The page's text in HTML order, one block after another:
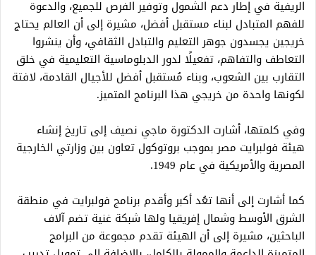
الريفية في إطار دعم الشمول وتوفير الفرص للجميع، والدعوة
للفهم المتبادل لبناء مستقبل أفضل، مشيرة إلى أن العالم يحتاج
خريجين يجسدون جوهر التعليم والتبادل الثقافي، وأن ينشروا
التعاطف والتفاهم، تفعيلًا لدور الدبلوماسية التعليمية في خلق
التقارب بين الشعوب، وبناء مُستقبل أفضل للأجيال القادمة، لافتة
لكونها واحدة من خريجي هذا البرنامج المتميز.
وفي كلمتها، أشارت الدكتورة ماجي نصيف إلى تاريخ إنشاء
هيئة فولبرايت مصر بموجب بروتوكول تعاون بين وزارتي الخارجية
المصرية والأمريكية في عام 1949.
كما أشارت إلى أنها تعُد أكبر وأقدم برنامج فولبرايت في منطقة
الشرق الأوسط وشمال إفريقيا ولها شبكة غنية تضم آلاف
الباحثين، مشيرة إلى أن الهيئة تقدم مجموعة من البرامج